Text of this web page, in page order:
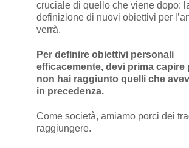
cruciale di quello che viene dopo:
definizione di nuovi obiettivi per
verrà.
Per definire obiettivi personali
efficacemente, devi prima capire
non hai raggiunto quelli che
in precedenza.
Come società, amiamo porci dei
raggiungere.